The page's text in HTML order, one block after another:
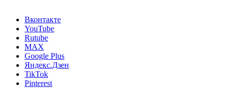
Вконтакте
YouTube
Rutube
MAX
Google Plus
Яндекс.Дзен
TikTok
Pinterest